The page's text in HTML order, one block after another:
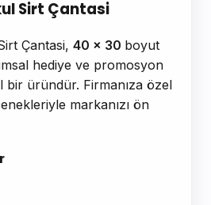
Sirt Çantasi
Çantasi, 40 x 30 boyut
hediye ve promosyon
bir üründür. Firmanıza özel
markanızı ön